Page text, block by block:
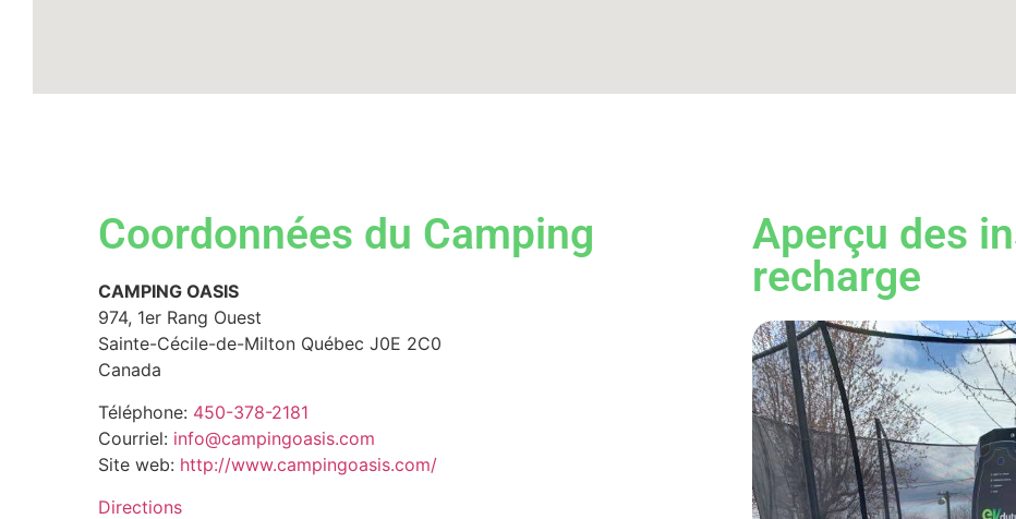
Coordonnées du Camping
CAMPING OASIS
974, 1er Rang Ouest
Sainte-Cécile-de-Milton Québec J0E 2C0
Canada
Téléphone: 450-378-2181
Courriel: info@campingoasis.com
Site web: http://www.campingoasis.com/
Directions
Aperçu des
recharge